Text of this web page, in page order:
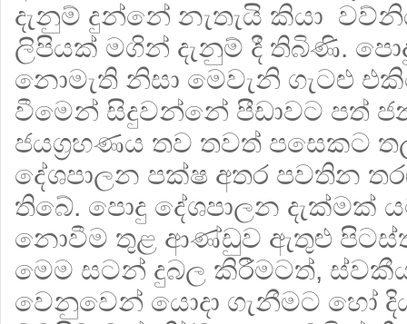
දැනුම් දුන්නේ නැතැයි කියා
ලිපියක් මගින් දැනුම් දී තිබිණි.
නොමැති නිසා මෙවැනි ගැටළු
වීමෙන් සිදුවන්නේ පීඩාවට පත්
ජයග්‍රහණය තව තවත් පසෙකට
දේශපාලන පක්ෂ අතර පවතින
තිබේ. පොදු දේශපාලන දැක්මක්
නොවීම තුළ ආණ්ඩුව ඇතුළු
මෙම සටන් දුබල කිරීමටත්,
වෙනුවෙන් යොදා ගැනීමට හෝ